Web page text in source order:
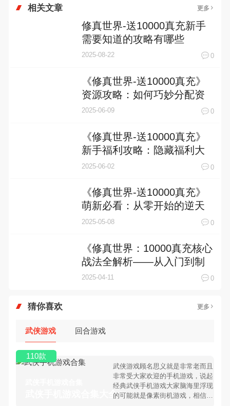
相关文章 更多
修真世界-送10000真充新手
需要知道的攻略有哪些
2025-08-22 0
《修真世界-送10000真充》
资源攻略：如何巧妙分配资
源，快速提升战力
2025-06-09 0
《修真世界-送10000真充》
新手福利攻略：隐藏福利大
盘点
2025-06-02 0
《修真世界-送10000真充》
萌新必看：从零开始的逆天
修仙指南
2025-05-08 0
《修真世界：10000真充核心
战法全解析——从入门到制
霸的终极指南》
2025-04-11 0
猜你喜欢 更多
武侠游戏 回合游戏
武侠手机游戏合集大全 >
武侠游戏顾名思义就是非常老而且
非常受大家欢迎的手机游戏，说起
经典武侠手机游戏大家脑海里浮现
的可能就是像素街机游戏，相信很
110款